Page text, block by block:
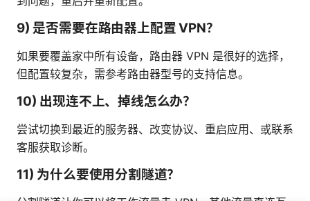
9) 是否需要在路由器上配置 VPN？
如果要覆盖家中所有设备，路由器 VPN 是很好的选择，
但配置较复杂，需参考路由器型号的支持信息。
10) 出现连不上、掉线怎么办？
尝试切换到最近的服务器、改变协议、重启应用、或联系
客服获取诊断。
11) 为什么要使用分割隧道？